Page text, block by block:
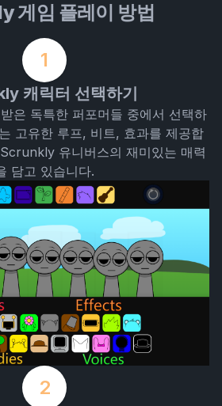
게임 플레이 방법
1
캐릭터 선택하기
은 독특한 퍼포머들 중에서 선택하
고유한 루프, 비트, 효과를 제공합
유니버스의 재미있는 매력
담고 있습니다.
2